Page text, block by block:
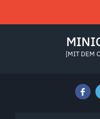
[MIT DEM